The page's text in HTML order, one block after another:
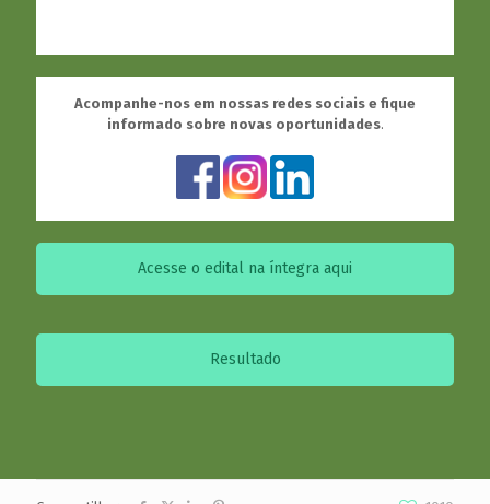
Acompanhe-nos em nossas redes sociais e fique
informado sobre novas oportunidades.
Acesse o edital na íntegra aqui
Resultado